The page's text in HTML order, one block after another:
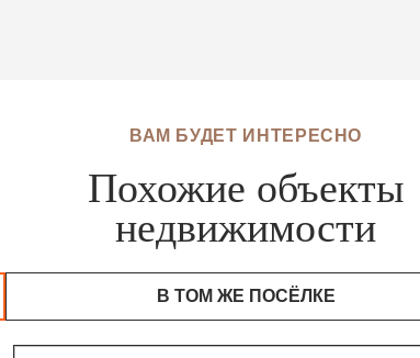
ВАМ БУДЕТ ИНТЕРЕСНО
Похожие объекты
недвижимости
В ТОМ ЖЕ ПОСЁЛКЕ